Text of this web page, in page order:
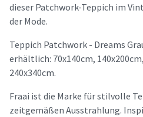
dieser Patchwork-Teppich im
der Mode.
Teppich Patchwork - Dreams
erhältlich: 70x140cm,
240x340cm.
Fraai ist die Marke für stilvolle
zeitgemäßen Ausstrahlung.